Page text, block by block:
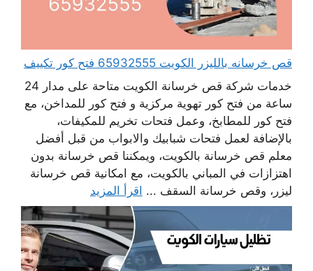
قص خرسانه بالليزر الكويت 65932555 فتح كور تكييف
خدمات شركة قص خرسانة الكويت متاحة على مدار 24
ساعة من فتح كور تهوية مركزية و فتح كور للمداخن، مع
فتح كور للمطابخ، وعمل فتحات تخريم للمكيفات،
بالإضافة لعمل فتحات شبابيك والابواب من قبل أفضل
معلم قص خرسانة بالكويت، ويمكننا قص خرسانة بدون
اهتزازات في المباني بالكويت، مع امكانية قص خرسانة
ليزر، وقص خرسانة السقف ... اقرأ المزيد